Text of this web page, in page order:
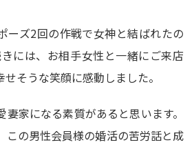
ーズ2回の作戦で女神と結ばれたの
には、お相手女性と一緒にご来店
そうな笑顔に感動しました。
妻家になる素質があると思います。
この男性会員様の婚活の苦労話と成